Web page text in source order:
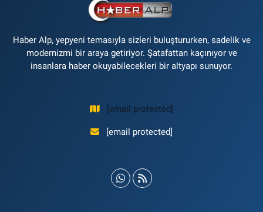
Haber Alp, yepyeni temasıyla sizleri buluştururken, sadelik ve
modernizmi bir araya getiriyor. Şatafattan kaçınıyor ve
insanlara haber okuyabilecekleri bir altyapı sunuyor.
[email protected]
[email protected]